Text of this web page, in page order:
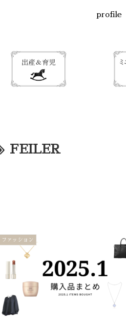
profile
FEILER
ファッション